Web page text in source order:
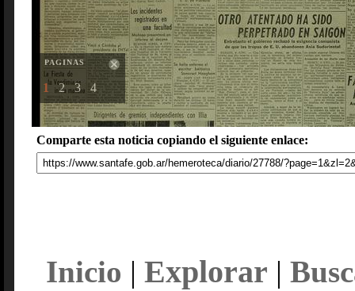
PAGINAS
1 2 3 4
Comparte esta noticia copiando el siguiente enlace:
Inicio | Explorar |